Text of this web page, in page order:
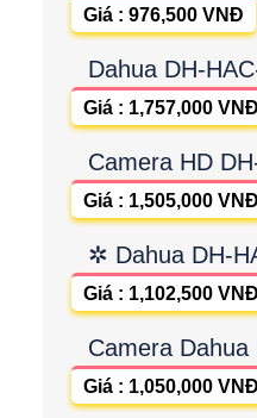
Giá : 976,500 VNĐ
Dahua DH-
Giá : 1,757,000 VNĐ
Camera HD
Giá : 1,505,000 VNĐ
✲ Dahua DH-
Giá : 1,102,500 VNĐ
Camera Dahua
Giá : 1,050,000 VNĐ